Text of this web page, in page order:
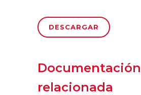
DESCARGAR
Documentación
relacionada